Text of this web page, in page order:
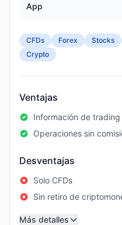
App
CFDs Forex Stocks
Crypto
Ventajas
Información de
Operaciones sin
Desventajas
Solo CFDs
Sin retiro de
Más detalles